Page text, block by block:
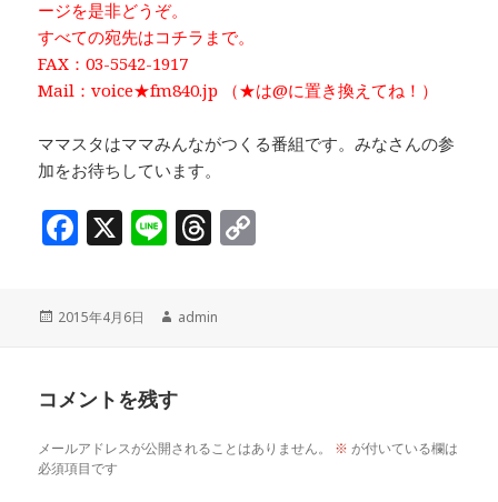
ージを是非どうぞ。
すべての宛先はコチラまで。
FAX：03-5542-1917
Mail：voice★fm840.jp （★は@に置き換えてね！）
ママスタはママみんながつくる番組です。みなさんの参
加をお待ちしています。
F
c
e
o
o
k
X Li
e
T
e
s k
投
2015年4月6日
作
admin
コメントを残す
メールアドレスが公開されることはありません。 ※ が付いている欄は
必須項目です